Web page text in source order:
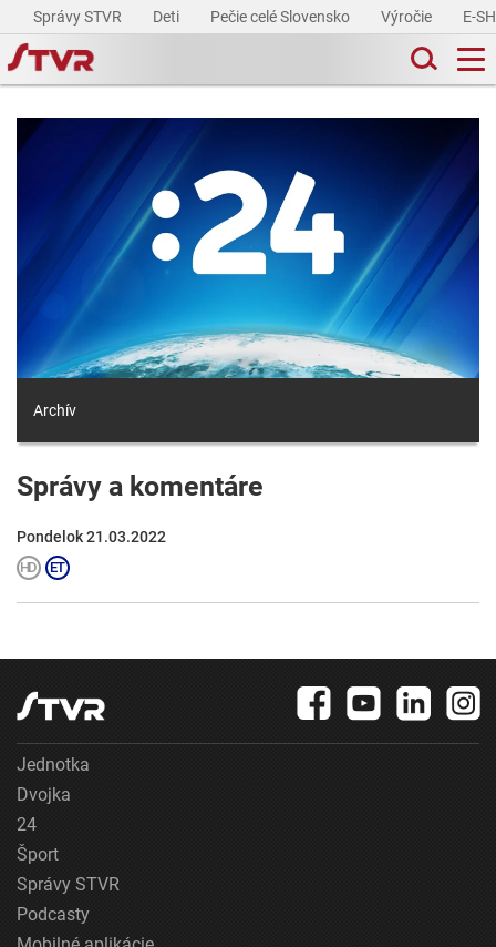
Správy STVR Deti Pečie celé Slovensko Výročie E-
Archív
Správy a komentáre
Pondelok 21.03.2022
Jednotka
Dvojka
24
Šport
Správy STVR
Podcasty